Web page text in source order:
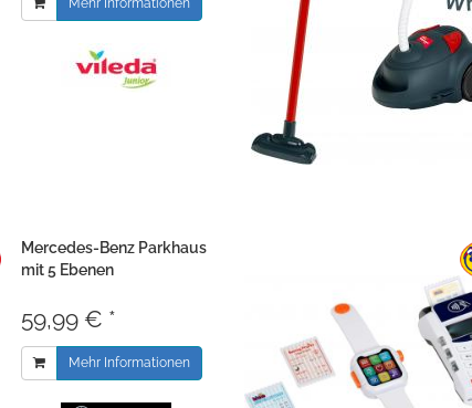
Mehr Informationen
Mercedes-Benz Parkhaus
mit 5 Ebenen
59,99 € *
Mehr Informationen